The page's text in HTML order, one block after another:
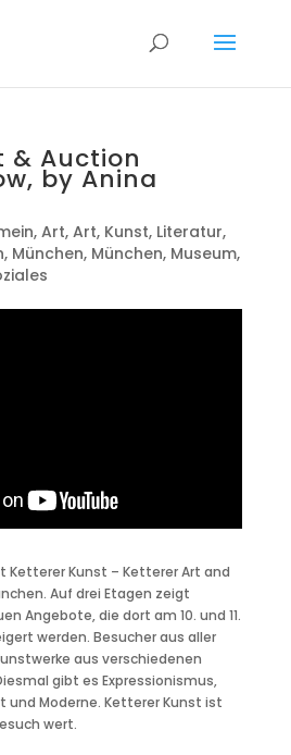
& Auction
by Anina
, Art, Art, Kunst, Literatur,
, München, München, Museum,
Ketterer Kunst – Ketterer Art and
Auf drei Etagen zeigt
Angebote, die dort am 10. und 11.
werden. Besucher aus aller
aus verschiedenen
gibt es Expressionismus,
und Moderne. Ketterer Kunst ist
wert.